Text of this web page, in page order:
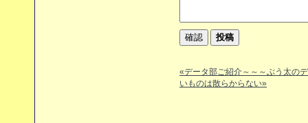
«データ部ご紹介～～～ぶう太の
いものは散らからない»